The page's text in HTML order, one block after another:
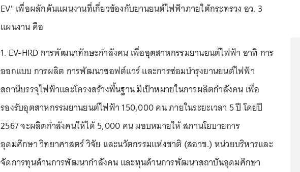
EV" เพื่อผลักดันแผนงานที่เกี่ยวข้องกับยานยนต์ไฟฟ้าภายใต้กระทรวง อว. 3
แผนงาน คือ
1. EV-HRD การพัฒนาทักษะกำลังคน เพื่ออุตสาหกรรมยานยนต์ไฟฟ้า อาทิ การ
ออกแบบ การผลิต การพัฒนาซอฟต์แวร์ และการซ่อมบำรุงยานยนต์ไฟฟ้า
สถานีบรรจุไฟฟ้าและโครงสร้างพื้นฐาน มีเป้าหมายในการผลิตกำลังคน เพื่อ
รองรับอุตสาหกรรมยานยนต์ไฟฟ้า 150,000 คน ภายในระยะเวลา 5 ปี โดยปี
2567 จะผลิตกำลังคนให้ได้ 5,000 คน มอบหมายให้ สภานโยบายการ
อุดมศึกษา วิทยาศาสตร์ วิจัย และนวัตกรรมแห่งชาติ (สอวช.) หน่วยบริหารและ
จัดการทุนด้านการพัฒนากำลังคน และทุนด้านการพัฒนาสถาบันอุดมศึกษา